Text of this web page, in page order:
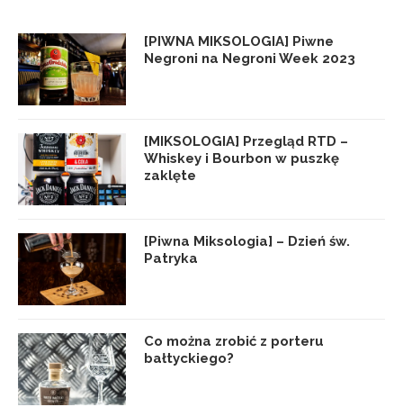
[PIWNA MIKSOLOGIA] Piwne
Negroni na Negroni Week 2023
[MIKSOLOGIA] Przegląd RTD –
Whiskey i Bourbon w puszkę
zaklęte
[Piwna Miksologia] – Dzień św.
Patryka
Co można zrobić z porteru
bałtyckiego?